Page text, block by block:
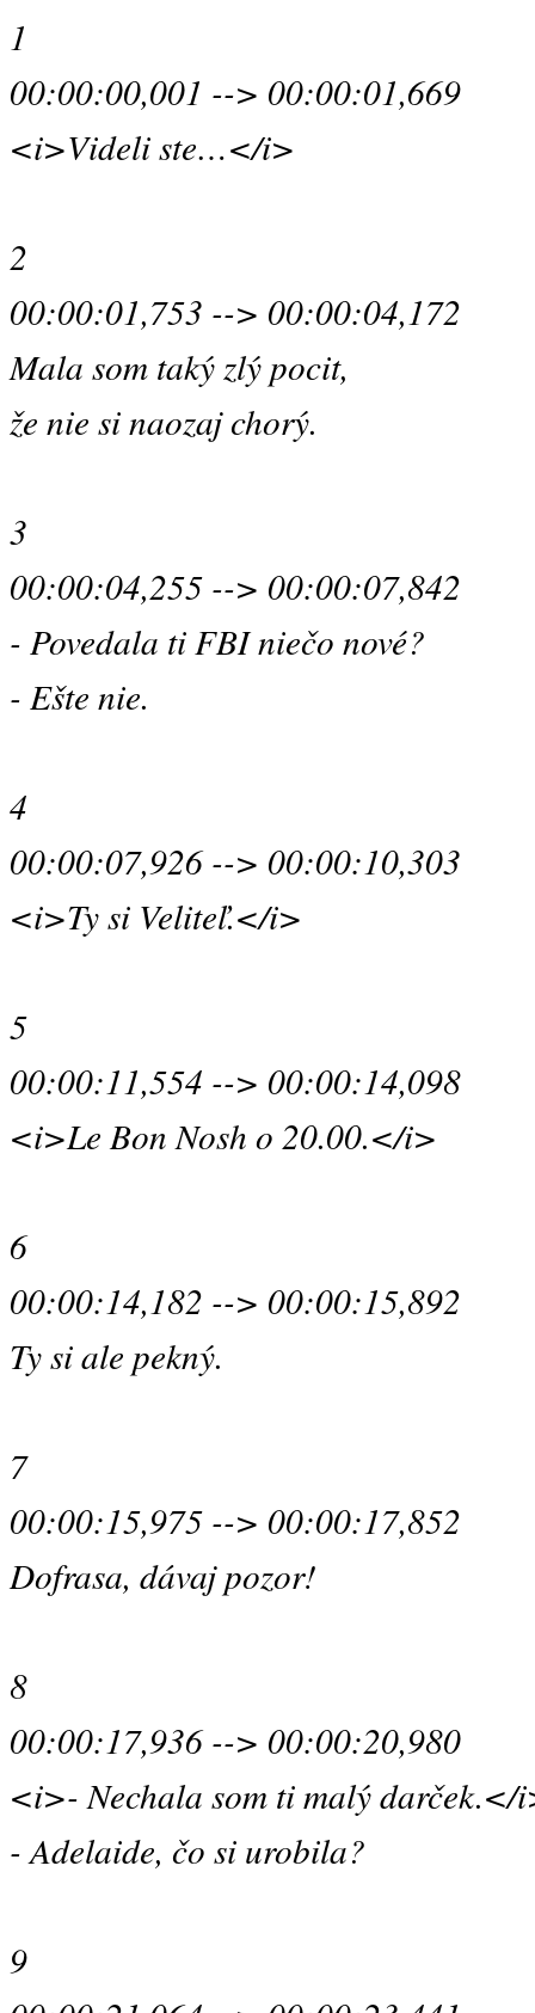
1
00:00:00,001 --> 00:00:01,669
<i>Videli ste…</i>
2
00:00:01,753 --> 00:00:04,172
Mala som taký zlý pocit,
že nie si naozaj chorý.
3
00:00:04,255 --> 00:00:07,842
- Povedala ti FBI niečo nové?
- Ešte nie.
4
00:00:07,926 --> 00:00:10,303
<i>Ty si Veliteľ.</i>
5
00:00:11,554 --> 00:00:14,098
<i>Le Bon Nosh o 20.00.</i>
6
00:00:14,182 --> 00:00:15,892
Ty si ale pekný.
7
00:00:15,975 --> 00:00:17,852
Dofrasa, dávaj pozor!
8
00:00:17,936 --> 00:00:20,980
<i>- Nechala som ti malý darček.</
- Adelaide, čo si urobila?
9